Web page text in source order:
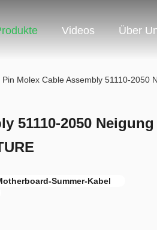
Videos Über
Pin Molex Cable Assembly 51110-2050
51110-2050 Neigung
Summer-Kabel